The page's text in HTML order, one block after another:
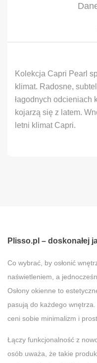
Kolekcja Capri Pearl
klimat. Radosne,
łagodnych odcieniach
kojarzą się z latem.
letni klimat Capri.
Plisso.pl – doskonałej
Co wybrać, by osłonić
naświetleniem, a
Osłony okienne to
pasują do każdego
ceni sobie minimalizm i
Łączy funkcjonalność z
osób uważa, że takie